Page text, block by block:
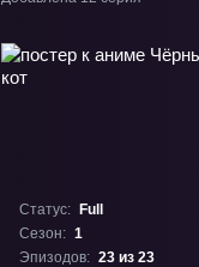
Статус:
Full
Сезон: 1
Эпизодов: 23 из 23